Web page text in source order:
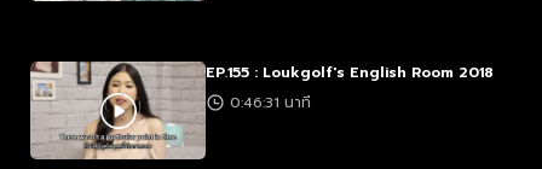
EP.155 : Loukgolf's English Room 2018
0:46:31 นาที